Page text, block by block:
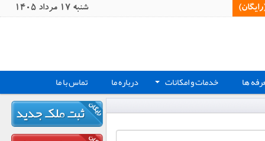
شنبه 17 مرداد 1405
ها + خدمات و امکانات درباره ما تماس با ما